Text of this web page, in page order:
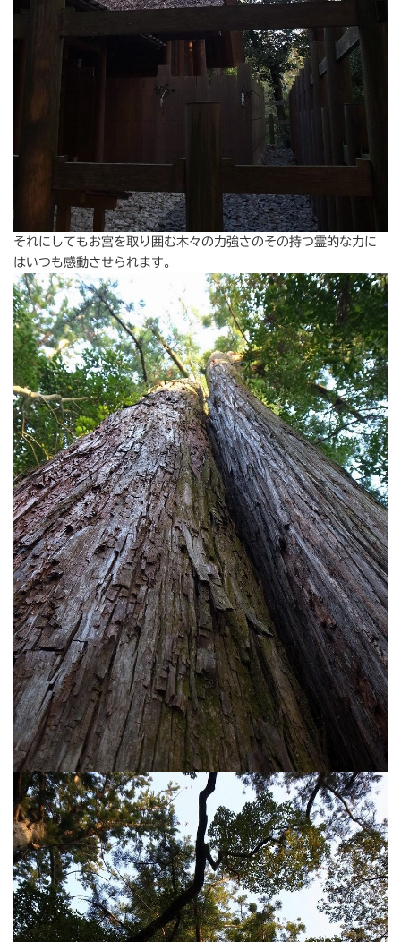
それにしてもお宮を取り囲む木々の力強さのその持つ霊的な力に
はいつも感動させられます。